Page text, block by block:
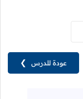
عودة للدرس ❯